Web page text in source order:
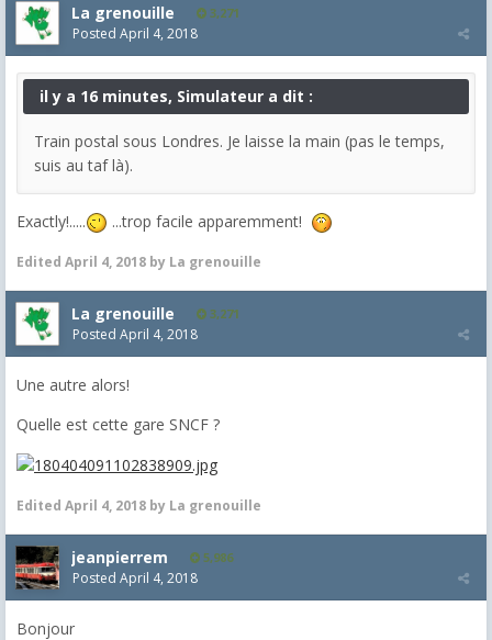
La grenouille 3,271
Posted April 4, 2018
il y a 16 minutes, Simulateur a dit :
Train postal sous Londres. Je laisse la main (pas le temps,
suis au taf là).
Exactly!..... ...trop facile apparemment!
Edited April 4, 2018 by La grenouille
La grenouille 3,271
Posted April 4, 2018
Une autre alors!
Quelle est cette gare SNCF ?
Edited April 4, 2018 by La grenouille
jeanpierrem 5,986
Posted April 4, 2018
Bonjour